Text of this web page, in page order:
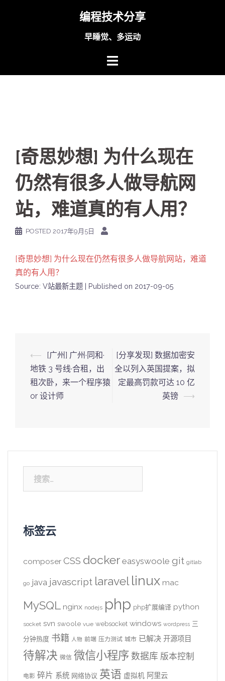
编程技术分享
早睡觉、多运动
[奇思妙想] 为什么现在
仍然有很多人做导航网
站，难道真的有人用？
POSTED 2017年9月5日
[奇思妙想] 为什么现在仍然有很多人做导航网站，难道
真的有人用？
Source: V站最新主题 Published on 2017-09-05
Post
navigation
⟵
[广州] 广州·同和·
地铁 3 号线·合租，出
租次卧，来一个程序猿
or 设计师
[分享发现] 数据加密安
全以列入英国提案，拟
定最高罚款可达 10 亿
英镑 ⟶
索：
标签云
composer CSS docker easyswoole git gitlab
go java javascript laravel linux mac
MySQL nginx nodejs php php扩展编译 python
socket svn swoole vue websocket windows wordpress 三
分钟热度 书籍 人物 前端 压力测试 城市 已解决 开源项目
待解决 微信 微信小程序 数据库 版本控制
电影 碎片 系统 网络协议 英语 虚拟机 阿里云